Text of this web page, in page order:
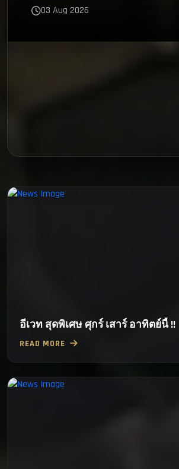
03 Aug 2026
อีเวท สุดพิเศษ ศุกร์ เสาร์ อาทิตย์นี้ !!
READ MORE